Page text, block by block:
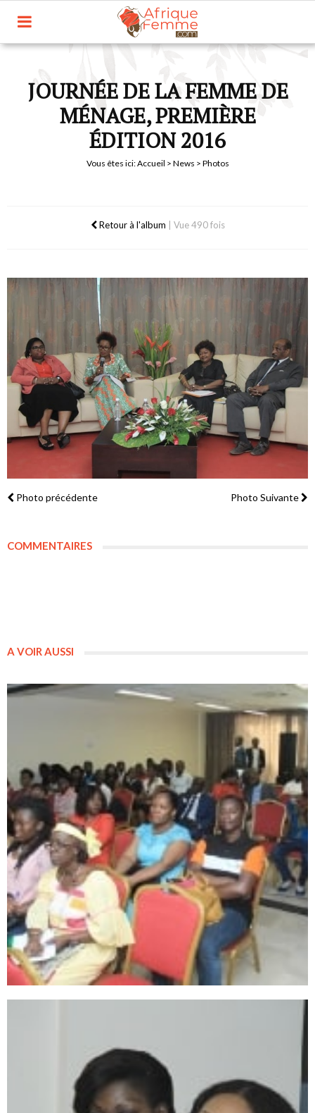
JOURNÉE DE LA FEMME DE
MÉNAGE, PREMIÈRE
ÉDITION 2016
Vous êtes ici:Accueil > News > Photos
Retour à l'album Vue 490 fois
Photo précédente Photo Suivante
COMMENTAIRES
A VOIR AUSSI